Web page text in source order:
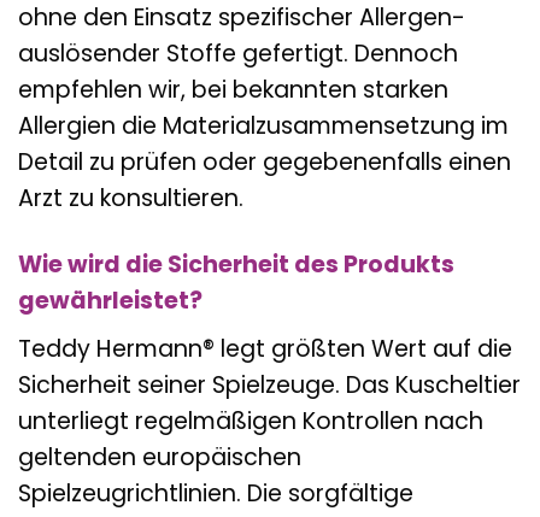
ohne den Einsatz spezifischer Allergen-
auslösender Stoffe gefertigt. Dennoch
empfehlen wir, bei bekannten starken
Allergien die Materialzusammensetzung im
Detail zu prüfen oder gegebenenfalls einen
Arzt zu konsultieren.
Wie wird die Sicherheit des Produkts
gewährleistet?
Teddy Hermann® legt größten Wert auf die
Sicherheit seiner Spielzeuge. Das Kuscheltier
unterliegt regelmäßigen Kontrollen nach
geltenden europäischen
Spielzeugrichtlinien. Die sorgfältige